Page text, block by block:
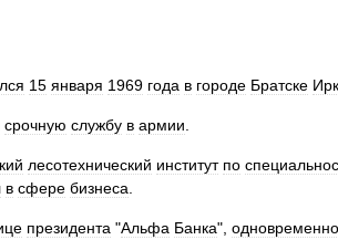
15 января 1969 года в городе Братске
срочную службу в армии
лесотехнический институт по
в сфере бизнеса
президента "Альфа Банка", одновременно